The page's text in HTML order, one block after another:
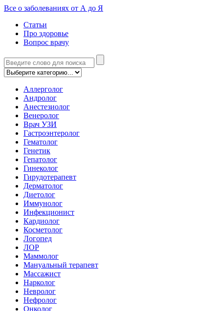
Все о заболеваниях от А до Я
Статьи
Про здоровье
Вопрос врачу
Аллерголог
Андролог
Анестезиолог
Венеролог
Врач УЗИ
Гастроэнтеролог
Гематолог
Генетик
Гепатолог
Гинеколог
Гирудотерапевт
Дерматолог
Диетолог
Иммунолог
Инфекционист
Кардиолог
Косметолог
Логопед
ЛОР
Маммолог
Мануальный терапевт
Массажист
Нарколог
Невролог
Нефролог
Онколог